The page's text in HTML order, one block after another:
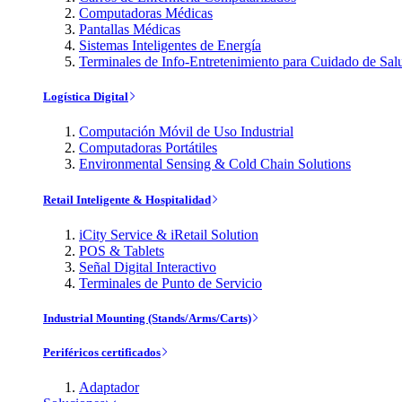
Computadoras Médicas
Pantallas Médicas
Sistemas Inteligentes de Energía
Terminales de Info-Entretenimiento para Cuidado de
Logística Digital
Computación Móvil de Uso Industrial
Computadoras Portátiles
Environmental Sensing & Cold Chain Solutions
Retail Inteligente & Hospitalidad
iCity Service & iRetail Solution
POS & Tablets
Señal Digital Interactivo
Terminales de Punto de Servicio
Industrial Mounting (Stands/Arms/Carts)
Periféricos certificados
Adaptador